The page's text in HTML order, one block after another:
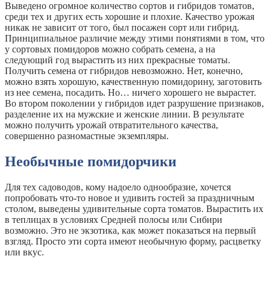
Выведено огромное количество сортов и гибридов томатов,
среди тех и других есть хорошие и плохие. Качество урожая
никак не зависит от того, был посажен сорт или гибрид.
Принципиальное различие между этими понятиями в том, что
у сортовых помидоров можно собрать семена, а на
следующий год вырастить из них прекрасные томаты.
Получить семена от гибридов невозможно. Нет, конечно,
можно взять хорошую, качественную помидорину, заготовить
из нее семена, посадить. Но… ничего хорошего не вырастет.
Во втором поколении у гибридов идет разрушение признаков,
разделение их на мужские и женские линии. В результате
можно получить урожай отвратительного качества,
совершенно разномастные экземпляры.
Необычные помидорчики
Для тех садоводов, кому надоело однообразие, хочется
попробовать что-то новое и удивить гостей за праздничным
столом, выведены удивительные сорта томатов. Вырастить их
в теплицах в условиях Средней полосы или Сибири
возможно. Это не экзотика, как может показаться на первый
взгляд. Просто эти сорта имеют необычную форму, расцветку
или вкус.